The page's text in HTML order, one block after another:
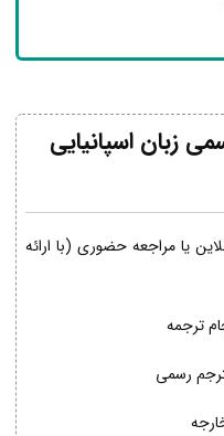
زبان اسپانیایی
یا مراجعه حضوری (با ارائه
ترجمه
رسمی